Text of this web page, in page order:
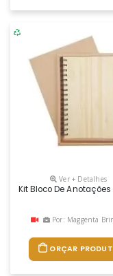
Ver + Detalhes
Kit Bloco De
Por: Maggenta
ORÇAR